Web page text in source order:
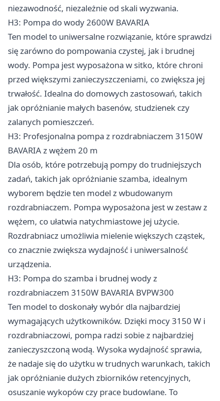
niezawodność, niezależnie od skali wyzwania.
H3: Pompa do wody 2600W BAVARIA
Ten model to uniwersalne rozwiązanie, które sprawdzi
się zarówno do pompowania czystej, jak i brudnej
wody. Pompa jest wyposażona w sitko, które chroni
przed większymi zanieczyszczeniami, co zwiększa jej
trwałość. Idealna do domowych zastosowań, takich
jak opróżnianie małych basenów, studzienek czy
zalanych pomieszczeń.
H3: Profesjonalna pompa z rozdrabniaczem 3150W
BAVARIA z wężem 20 m
Dla osób, które potrzebują pompy do trudniejszych
zadań, takich jak opróżnianie szamba, idealnym
wyborem będzie ten model z wbudowanym
rozdrabniaczem. Pompa wyposażona jest w zestaw z
wężem, co ułatwia natychmiastowe jej użycie.
Rozdrabniacz umożliwia mielenie większych cząstek,
co znacznie zwiększa wydajność i uniwersalność
urządzenia.
H3: Pompa do szamba i brudnej wody z
rozdrabniaczem 3150W BAVARIA BVPW300
Ten model to doskonały wybór dla najbardziej
wymagających użytkowników. Dzięki mocy 3150 W i
rozdrabniaczowi, pompa radzi sobie z najbardziej
zanieczyszczoną wodą. Wysoka wydajność sprawia,
że nadaje się do użytku w trudnych warunkach, takich
jak opróżnianie dużych zbiorników retencyjnych,
osuszanie wykopów czy prace budowlane. To